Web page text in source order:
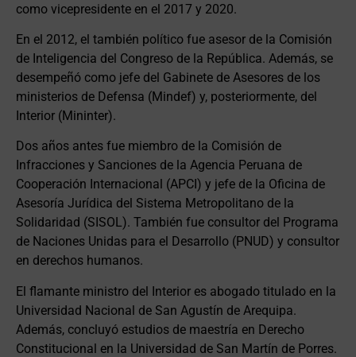
como vicepresidente en el 2017 y 2020.
En el 2012, el también político fue asesor de la Comisión
de Inteligencia del Congreso de la República. Además, se
desempeñó como jefe del Gabinete de Asesores de los
ministerios de Defensa (Mindef) y, posteriormente, del
Interior (Mininter).
Dos años antes fue miembro de la Comisión de
Infracciones y Sanciones de la Agencia Peruana de
Cooperación Internacional (APCI) y jefe de la Oficina de
Asesoría Jurídica del Sistema Metropolitano de la
Solidaridad (SISOL). También fue consultor del Programa
de Naciones Unidas para el Desarrollo (PNUD) y consultor
en derechos humanos.
El flamante ministro del Interior es abogado titulado en la
Universidad Nacional de San Agustín de Arequipa.
Además, concluyó estudios de maestría en Derecho
Constitucional en la Universidad de San Martín de Porres.